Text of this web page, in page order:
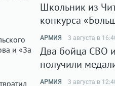
Школьник из
конкурса
АРМИЯ 3 августа в
Два бойца СВО
получили
АРМИЯ 3 августа в